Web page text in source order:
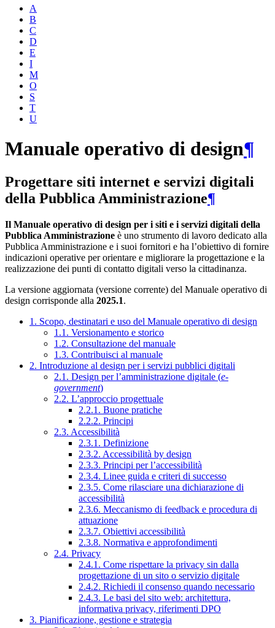
A
B
C
D
E
I
M
O
S
T
U
Manuale operativo di design¶
Progettare siti internet e servizi digitali
della Pubblica Amministrazione¶
Il Manuale operativo di design per i siti e i servizi digitali della
Pubblica Amministrazione è uno strumento di lavoro dedicato alla
Pubblica Amministrazione e i suoi fornitori e ha l’obiettivo di fornire
indicazioni operative per orientare e migliorare la progettazione e la
realizzazione dei punti di contatto digitali verso la cittadinanza.
La versione aggiornata (versione corrente) del Manuale operativo di
design corrisponde alla 2025.1.
1. Scopo, destinatari e uso del Manuale operativo di design
1.1. Versionamento e storico
1.2. Consultazione del manuale
1.3. Contribuisci al manuale
2. Introduzione al design per i servizi pubblici digitali
2.1. Design per l’amministrazione digitale (e-
government)
2.2. L’approccio progettuale
2.2.1. Buone pratiche
2.2.2. Principi
2.3. Accessibilità
2.3.1. Definizione
2.3.2. Accessibilità by design
2.3.3. Principi per l’accessibilità
2.3.4. Linee guida e criteri di successo
2.3.5. Come rilasciare una dichiarazione di
accessibilità
2.3.6. Meccanismo di feedback e procedura di
attuazione
2.3.7. Obiettivi accessibilità
2.3.8. Normativa e approfondimenti
2.4. Privacy
2.4.1. Come rispettare la privacy sin dalla
progettazione di un sito o servizio digitale
2.4.2. Richiedi il consenso quando necessario
2.4.3. Le basi del sito web: architettura,
informativa privacy, riferimenti DPO
3. Pianificazione, gestione e strategia